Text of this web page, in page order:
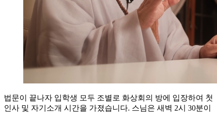
법문이 끝나자 입학생 모두 조별로 화상회의 방에 입장하여 첫
인사 및 자기소개 시간을 가졌습니다. 스님은 새벽 2시 30분이